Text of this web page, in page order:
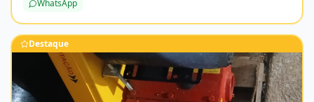
WhatsApp
Destaque